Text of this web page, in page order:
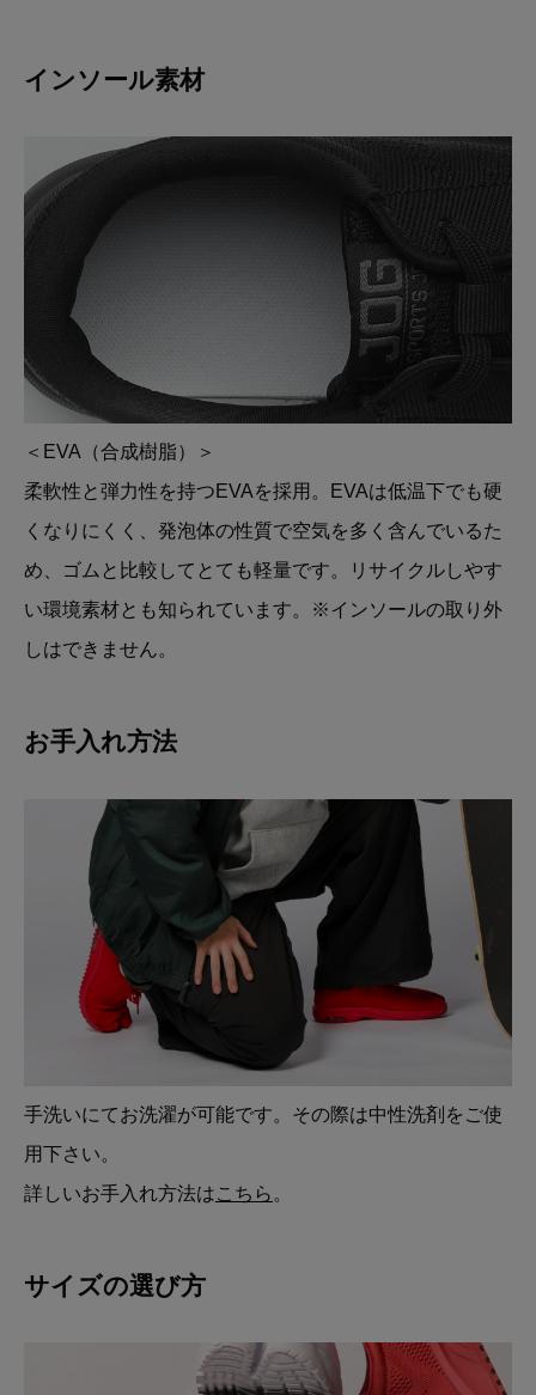
インソール素材
＜EVA（合成樹脂）＞
柔軟性と弾力性を持つEVAを採用。EVAは低温下でも硬
くなりにくく、発泡体の性質で空気を多く含んでいるた
め、ゴムと比較してとても軽量です。リサイクルしやす
い環境素材とも知られています。※インソールの取り外
しはできません。
お手入れ方法
手洗いにてお洗濯が可能です。その際は中性洗剤をご使
用下さい。
詳しいお手入れ方法はこちら 。
サイズの選び方